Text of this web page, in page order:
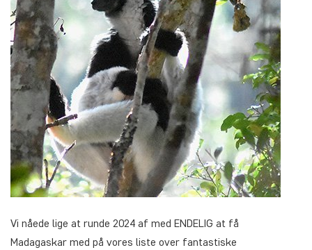
Vi nåede lige at runde 2024 af med ENDELIG at få
Madagaskar med på vores liste over fantastiske